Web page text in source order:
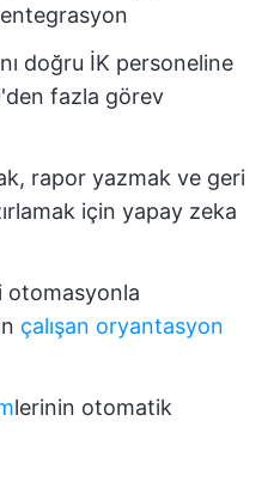
doğru İK personeline
fazla görev
rapor yazmak ve geri
için yapay zeka
otomasyonla
çalışan oryantasyon
lerinin otomatik